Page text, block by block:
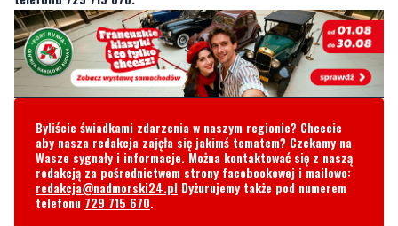
pośrednictwemstrony facebookoweji mailowo:
redakcja@nadmorski24.pl. Dyżurujemy także pod numerem
telefonu 729 715 670.
Byliście świadkami zdarzenia w naszym regionie? Chcecie
aby nasza redakcja zajęła się jakimś tematem? Czekamy na